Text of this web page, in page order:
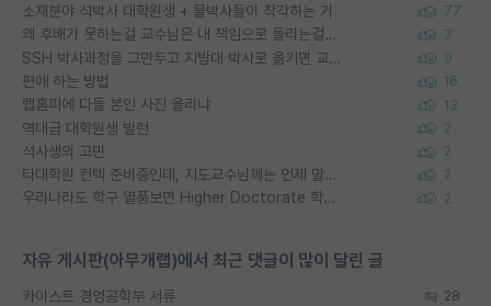
소재분야 석박사 대학원생 + 물박사들이 착각하는 거 77
왜 후배가 못하는걸 교수님은 내 책임으로 돌리는걸까요? 7
SSH 박사과정을 그만두고 지방대 박사로 옮기면 교수의 꿈은 끝일까요? 9
편애 하는 방법 16
랩홈피에 다들 본인 사진 올리냐 13
역대급 대학원생 빌런 2
석사생의 고민 2
타대학원 컨텍 준비중인데, 지도교수님께는 언제 말씀드려야 할까요? 2
우리나라도 학구 열풍보면 Higher Doctorate 학위가 필요하다고 봅니다. 2
자유 게시판(아무개랩)에서 최근 댓글이 많이 달린 글
카이스트 경영공학부 서류 28